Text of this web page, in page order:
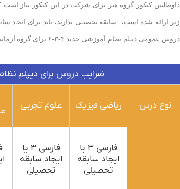
داوطلبین کنکور گروه هنر برای شرکت در این کنکور نیاز
زیر ارائه شده است، سابقه تحصیلی ندارند، باید برای
دروس عمومی دیپلم نظام آموزشی جدید ۳-۳-۶ برای گروه آزمایشی هنر ارائه شده است.
ضرایب دروس برای دیپلم نظام آموزشی جدید ۳-۳-۶
نوع درس ریاضی فیزیک علوم تجربی
فارسی ۳ یا
ایجاد سابقه
تحصیلی
فارسی ۳ یا
ایجاد سابقه
تحصیلی